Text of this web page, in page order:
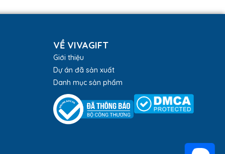
hóa với logo thương hiệu bởi các ưu điểm
VỀ VIVAGIFT
Giới thiệu
Dự án đã sản xuất
Danh mục sản phẩm